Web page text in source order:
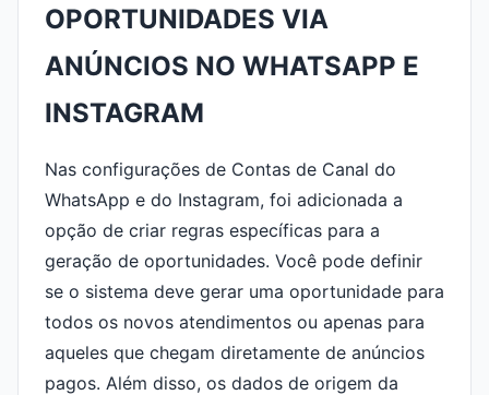
OPORTUNIDADES VIA
ANÚNCIOS NO WHATSAPP E
INSTAGRAM
Nas configurações de Contas de Canal do
WhatsApp e do Instagram, foi adicionada a
opção de criar regras específicas para a
geração de oportunidades. Você pode definir
se o sistema deve gerar uma oportunidade para
todos os novos atendimentos ou apenas para
aqueles que chegam diretamente de anúncios
pagos. Além disso, os dados de origem da